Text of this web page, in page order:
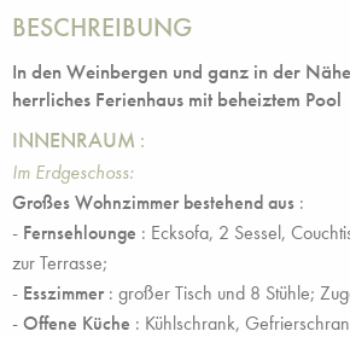
BESCHREIBUNG
In den Weinbergen und ganz in der
herrliches Ferienhaus mit beheiztem Pool
INNENRAUM :
Im Erdgeschoss:
Großes Wohnzimmer bestehend aus :
- Fernsehlounge : Ecksofa, 2 Sessel,
zur Terrasse;
- Esszimmer: großer Tisch und 8 Stühle;
-Offene Küche : Kühlschrank,